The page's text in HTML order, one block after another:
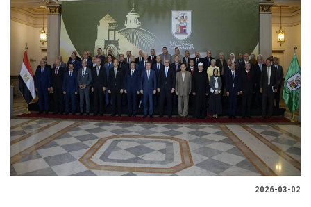
2026-03-02